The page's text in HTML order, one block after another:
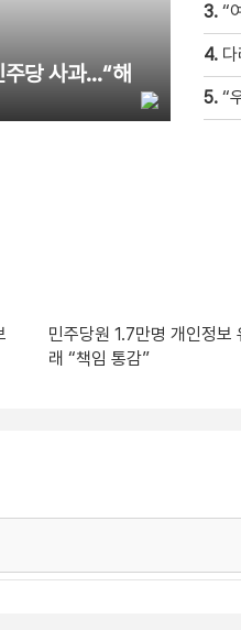
주당 사과…“해
3. “
4. 다
5. “
민주당원 1.7만명 개인정보
래 “책임 통감”